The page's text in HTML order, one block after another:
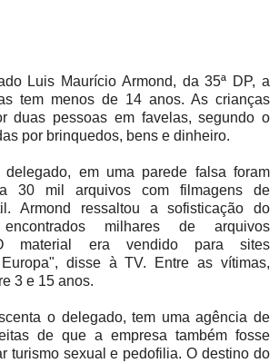
Luis Maurício Armond, da 35ª DP, a
tem menos de 14 anos. As crianças
duas pessoas em favelas, segundo o
por brinquedos, bens e dinheiro.
em uma parede falsa foram
30 mil arquivos com filmagens de
Armond ressaltou a sofisticação do
milhares de arquivos
material era vendido para sites
disse à TV.
Entre as vítimas,
3 e 15 anos.
o delegado, tem uma agência de
de que a empresa também fosse
turismo sexual e pedofilia. O destino do